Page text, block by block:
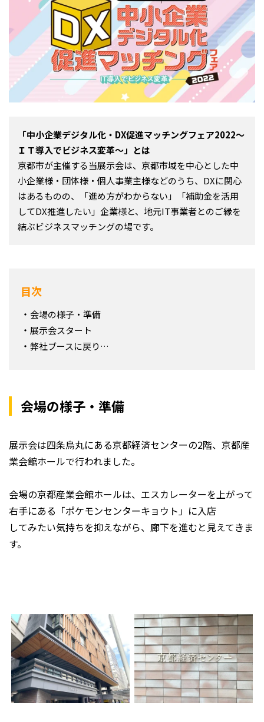
「中小企業デジタル化・DX促進マッチングフェア2022～
ＩＴ導入でビジネス変革～」とは
京都市が主催する当展示会は、京都市域を中心とした中
小企業様・団体様・個人事業主様などのうち、DXに関心
はあるものの、「進め方がわからない」「補助金を活用
してDX推進したい」企業様と、地元IT事業者とのご縁を
結ぶビジネスマッチングの場です。
目次
会場の様子・準備
展示会スタート
弊社ブースに戻り…
会場の様子・準備
展示会は四条烏丸にある京都経済センターの2階、京都産
業会館ホールで行われました。
会場の京都産業会館ホールは、エスカレーターを上がって
右手にある「ポケモンセンターキョウト」に入店
してみたい気持ちを抑えながら、廊下を進むと見えてきま
す。